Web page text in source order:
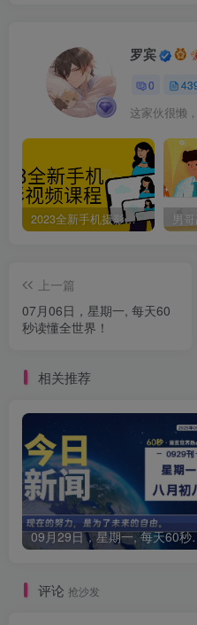
罗宾
0
这家伙很懒
2023全新手机摄影视频课程
上一篇
07月06日，星期一, 每天60
秒读懂全世界！
相关推荐
09月29日
评论 抢沙发